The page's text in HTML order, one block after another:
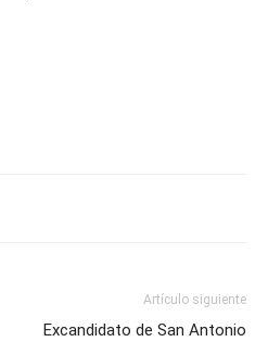
Artículo siguiente
Excandidato de San Antonio